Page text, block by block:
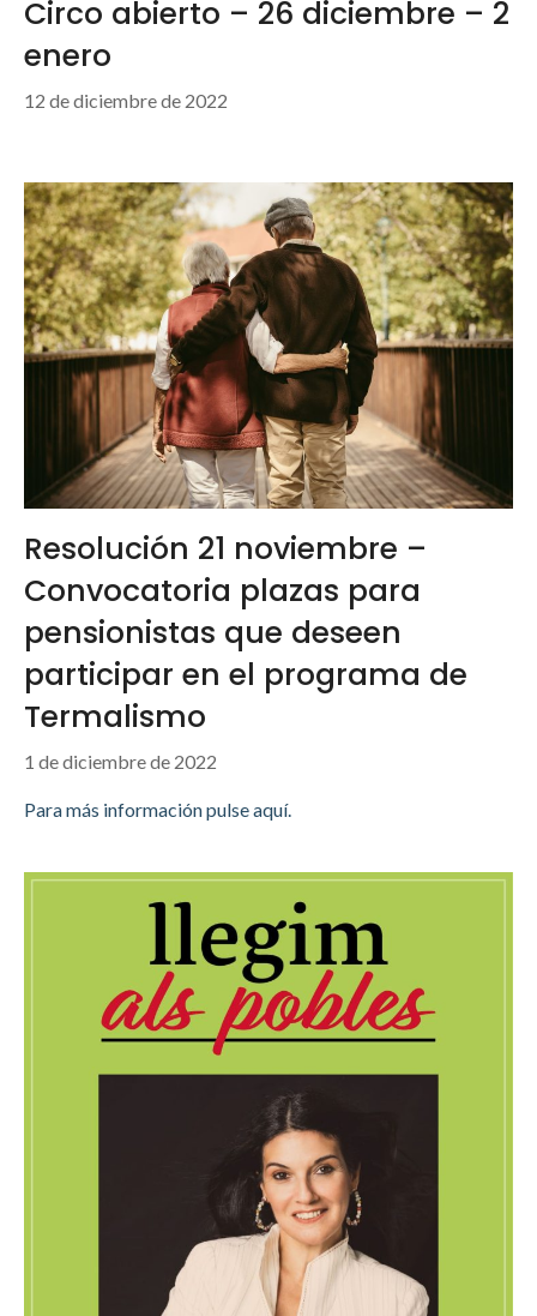
Circo abierto – 26 diciembre – 2
enero
12 de diciembre de 2022
Resolución 21 noviembre –
Convocatoria plazas para
pensionistas que deseen
participar en el programa de
Termalismo
1 de diciembre de 2022
Para más información pulse aquí.